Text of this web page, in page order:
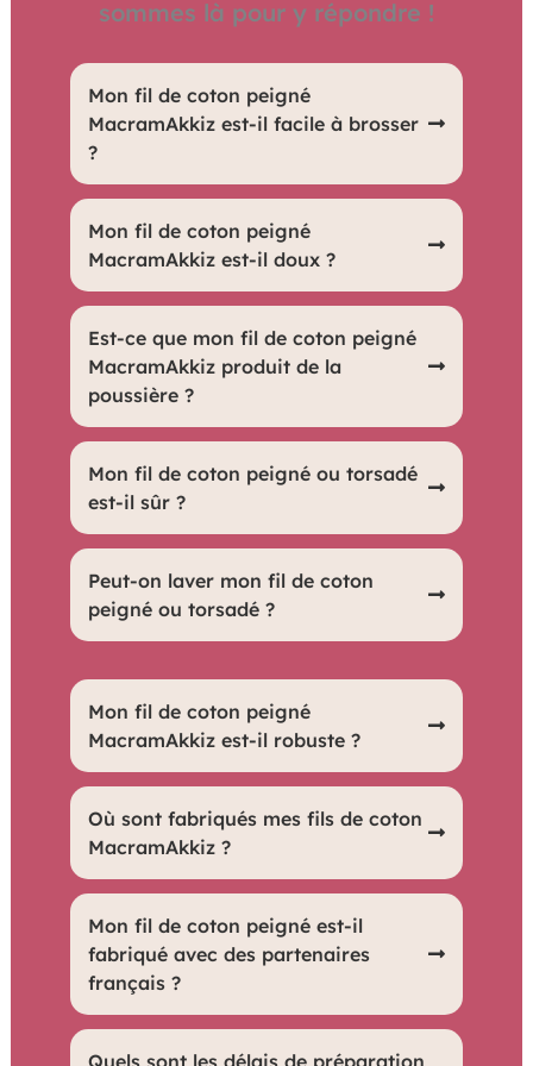
sommes là pour y répondre !
Mon fil de coton peigné
MacramAkkiz est-il facile à brosser
?
Oui, il est très facile à brosser grâce à sa
texture douce et lisse.
Mon fil de coton peigné
MacramAkkiz est-il doux ?
Oui, le fil est extrêmement doux, parfait
pour des créations délicates et
agréables au toucher.
Est-ce que mon fil de coton peigné
MacramAkkiz produit de la
poussière ?
Très peu de poussière est produite,
grâce à sa qualité supérieure.
Mon fil de coton peigné ou torsadé
est-il sûr ?
Oui, nos fils sont certifiés Oeko-Tex
(Certificate AITEX 2022OK2199),
garantissant leur sécurité et leur respect
des normes environnementales et
sanitaires.
Peut-on laver mon fil de coton
peigné ou torsadé ?
Oui, il peut être lavé, mette dans un filet
à linge avant de le mettre dans la
machine, nous recommandons un
lavage délicat à basse température
pour préserver sa qualité.
Mon fil de coton peigné
MacramAkkiz est-il robuste ?
Oui, il est conçu pour être solide et
résistant, idéal pour des projets
durables.
Où sont fabriqués mes fils de coton
MacramAkkiz ?
Nos fils sont fièrement fabriqués en
Turquie, en partenariat avec des
artisans de qualité.
Mon fil de coton peigné est-il
fabriqué avec des partenaires
français ?
Oui, nous collaborons avec des